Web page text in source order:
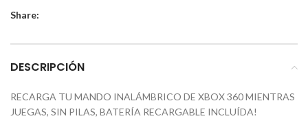
Share:
DESCRIPCIÓN
RECARGA TU MANDO INALÁMBRICO DE XBOX 360 MIENTRAS
JUEGAS, SIN PILAS, BATERÍA RECARGABLE INCLUÍDA!